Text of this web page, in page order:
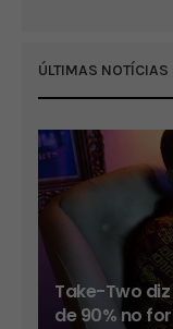
ÚLTIMAS NOTÍCIAS
Take-Two
de 90% no